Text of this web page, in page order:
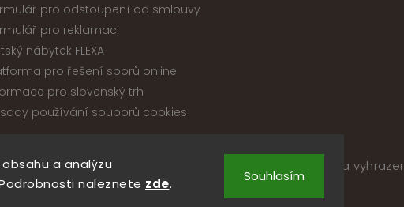
a analýzu
naleznete zde.
Souhlasím
pro odstoupení od smlouvy
pro reklamaci
nábytek FLEXA
pro řešení sporů online
pro slovenský trh
používání souborů cookies
Copyright 2026
. Všechna práva
Upravit nastavení cookies
| DesignShoptak.cz